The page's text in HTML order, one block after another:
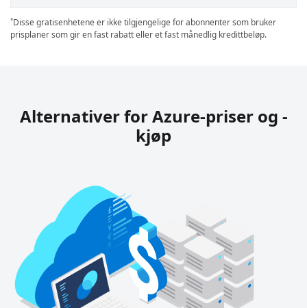
*Disse gratisenhetene er ikke tilgjengelige for abonnenter som bruker
prisplaner som gir en fast rabatt eller et fast månedlig kredittbeløp.
Alternativer for Azure-priser og -
kjøp